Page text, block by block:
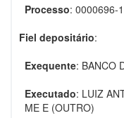
Processo: 0000696-
Fiel depositário:
Exequente: BANCO
Executado: LUIZ
ME E (OUTRO)